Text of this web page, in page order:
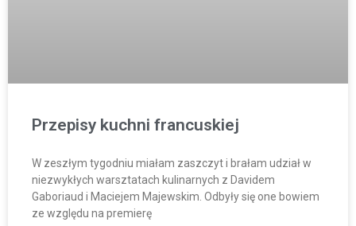
Przepisy kuchni francuskiej
W zeszłym tygodniu miałam zaszczyt i brałam udział w
niezwykłych warsztatach kulinarnych z Davidem
Gaboriaud i Maciejem Majewskim. Odbyły się one bowiem
ze względu na premierę